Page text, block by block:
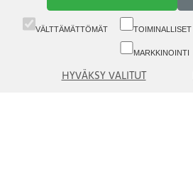
VÄLTTÄMÄTTÖMÄT TOIMINALLISET
MARKKINOINTI
HYVÄKSY VALITUT